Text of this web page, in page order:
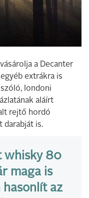
a Decanter
extrákra is
londoni
aláírt
rejtő hordó
darabját is.
whisky 80
maga is
hasonlít az